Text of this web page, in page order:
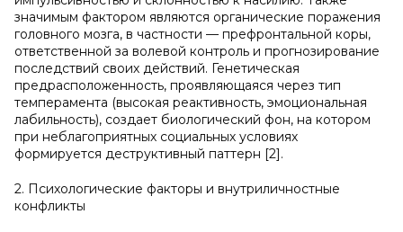
значимым фактором являются органические поражения
головного мозга, в частности — префронтальной коры,
ответственной за волевой контроль и прогнозирование
последствий своих действий. Генетическая
предрасположенность, проявляющаяся через тип
темперамента (высокая реактивность, эмоциональная
лабильность), создает биологический фон, на котором
при неблагоприятных социальных условиях
формируется деструктивный паттерн [2].
2. Психологические факторы и внутриличностные
конфликты